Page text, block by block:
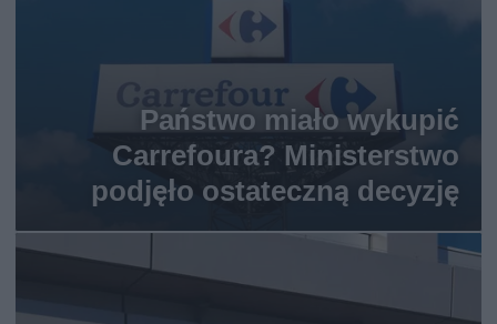
Państwo miało wykupić
Carrefoura? Ministerstwo
podjęło ostateczną decyzję